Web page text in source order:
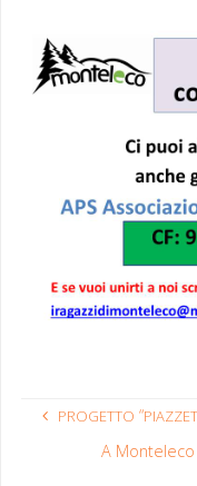
PROGETTO “
A Monteleco